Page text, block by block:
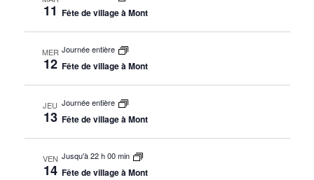
11 Fête de village à Mont
MER
12
Journée entière
Fête de village à Mont
JEU
13
Journée entière
Fête de village à Mont
VEN
14
Jusqu'à 22 h 00 min
Fête de village à Mont